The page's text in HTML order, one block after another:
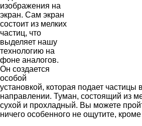
изображения на
экран. Сам экран
состоит из мелких
частиц, что
выделяет нашу
технологию на
фоне аналогов.
Он создается
особой
установкой, которая подает частицы
направлении. Туман, состоящий из
сухой и прохладный. Вы можете
ничего особенного не ощутите, кроме